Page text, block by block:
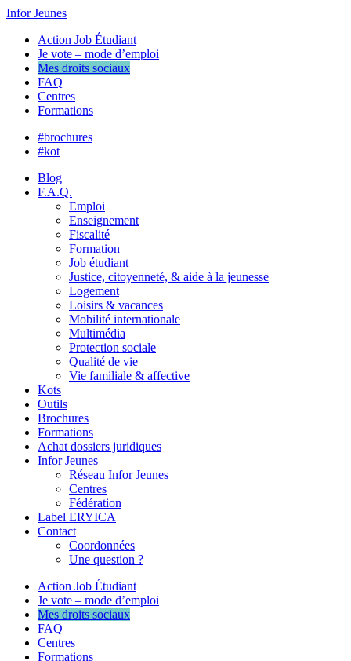
Infor Jeunes
Action Job Étudiant
Je vote – mode d’emploi
Mes droits sociaux
FAQ
Centres
Formations
#brochures
#kot
Blog
F.A.Q.
Emploi
Enseignement
Fiscalité
Formation
Job étudiant
Justice, citoyenneté, & aide à la jeunesse
Logement
Loisirs & vacances
Mobilité internationale
Multimédia
Protection sociale
Qualité de vie
Vie familiale & affective
Kots
Outils
Brochures
Formations
Achat dossiers juridiques
Infor Jeunes
Réseau Infor Jeunes
Centres
Fédération
Label ERYICA
Contact
Coordonnées
Une question ?
Action Job Étudiant
Je vote – mode d’emploi
Mes droits sociaux
FAQ
Centres
Formations